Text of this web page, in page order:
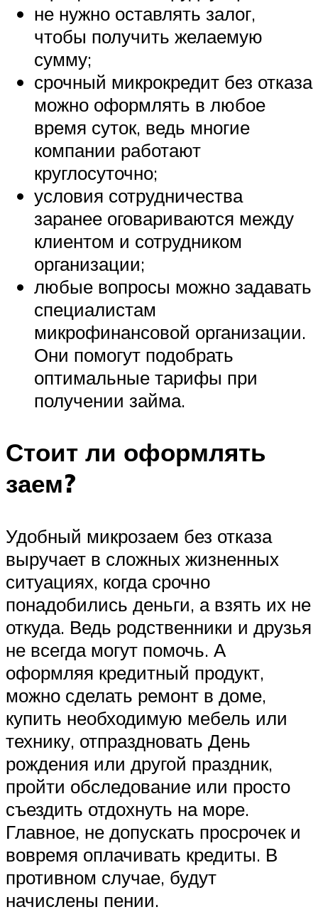
не нужно оставлять залог,
чтобы получить желаемую
сумму;
срочный микрокредит без отказа
можно оформлять в любое
время суток, ведь многие
компании работают
круглосуточно;
условия сотрудничества
заранее оговариваются между
клиентом и сотрудником
организации;
любые вопросы можно задавать
специалистам
микрофинансовой организации.
Они помогут подобрать
оптимальные тарифы при
получении займа.
Стоит ли оформлять
заем?
Удобный микрозаем без отказа
выручает в сложных жизненных
ситуациях, когда срочно
понадобились деньги, а взять их не
откуда. Ведь родственники и друзья
не всегда могут помочь. А
оформляя кредитный продукт,
можно сделать ремонт в доме,
купить необходимую мебель или
технику, отпраздновать День
рождения или другой праздник,
пройти обследование или просто
съездить отдохнуть на море.
Главное, не допускать просрочек и
вовремя оплачивать кредиты. В
противном случае, будут
начислены пении.